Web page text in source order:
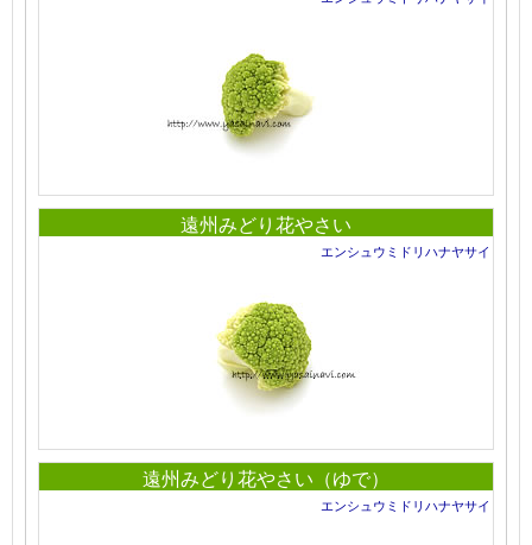
遠州みどり花やさい
エンシュウミドリハナヤサイ
遠州みどり花やさい（ゆで）
エンシュウミドリハナヤサイ